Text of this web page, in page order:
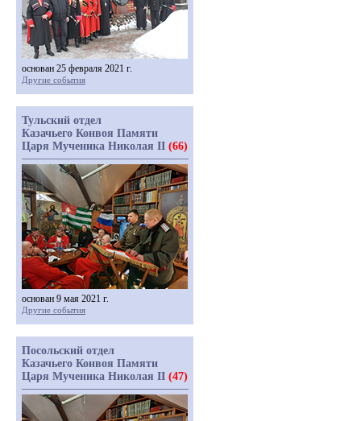
основан 25 февраля 2021 г.
Другие события
Тульский отдел
Казачьего Конвоя Памяти
Царя Мученика Николая II (66)
основан 9 мая 2021 г.
Другие события
Посольский отдел
Казачьего Конвоя Памяти
Царя Мученика Николая II (47)